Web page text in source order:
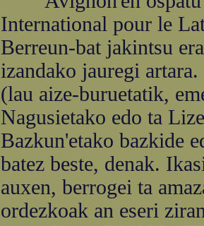
International pour le
Berreun-bat jakintsu
izandako jauregi
(lau aize-buruetatik,
Nagusietako edo ta
Bazkun'etako bazkide
batez beste, denak.
auxen, berrogei ta
ordezkoak an eseri